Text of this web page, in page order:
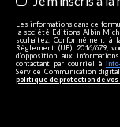
Les informations dans ce
la société Editions Albin
souhaitez. Conformément
Règlement (UE) 2016/679,
d’opposition aux
contactant par courriel à
Service Communication
politique de protection de vos